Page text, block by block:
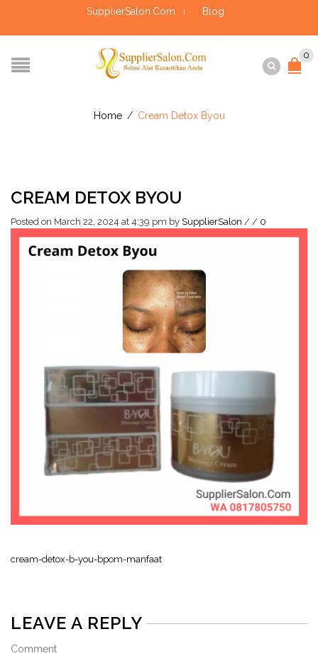
SupplierSalon.Com Blog
0
Home / Cream Detox Byou
CREAM DETOX BYOU
Posted on March 22, 2024 at 4:39 pm by SupplierSalon / / 0
cream-detox-b-you-bpom-manfaat
LEAVE A REPLY
Comment